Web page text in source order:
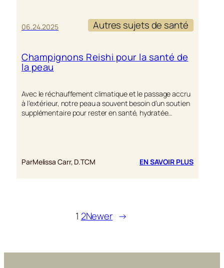
06.24.2025 Autres sujets de santé
Champignons Reishi pour la santé de
la peau
Avec le réchauffement climatique et le passage accru
à l’extérieur, notre peau a souvent besoin d’un soutien
supplémentaire pour rester en santé, hydratée…
ParMelissa Carr, D.TCM EN SAVOIR PLUS:
1 2Newer →